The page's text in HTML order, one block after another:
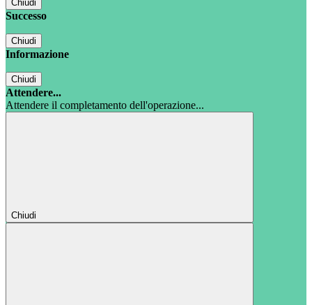
Chiudi
Successo
Chiudi
Informazione
Chiudi
Attendere...
Attendere il completamento dell'operazione...
Chiudi